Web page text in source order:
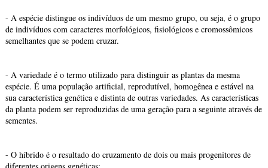
- A espécie distingue os indivíduos de um mesmo grupo, ou seja, é o grupo
de indivíduos com caracteres morfológicos, fisiológicos e cromossômicos
semelhantes que se podem cruzar.
- A variedade é o termo utilizado para distinguir as plantas da mesma
espécie. É uma população artificial, reprodutível, homogênea e estável na
sua característica genética e distinta de outras variedades. As características
da planta podem ser reproduzidas de uma geração para a seguinte através de
sementes.
- O híbrido é o resultado do cruzamento de dois ou mais progenitores de